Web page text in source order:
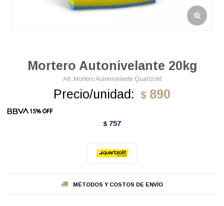
Mortero Autonivelante 20kg
Mortero Autonivelante Quartzolit
Precio/unidad: $ 890
$ 757
MÉTODOS Y COSTOS DE ENVÍO